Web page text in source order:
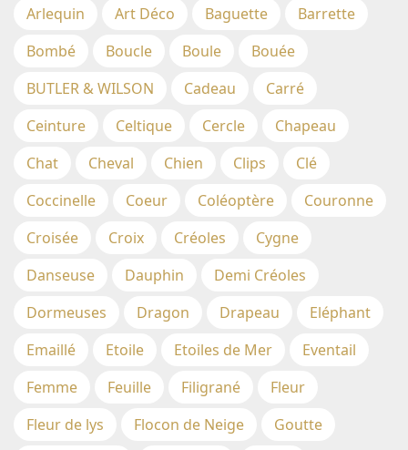
Arlequin
Art Déco Baguette
Barrette
Bombé
Boucle Boule
Bouée
BUTLER & WILSON
Cadeau
Carré
Ceinture
Celtique Cercle
Chapeau
Chat
Cheval Chien Clips
Clé
Coccinelle
Coeur Coléoptère
Couronne
Croisée
Croix Créoles
Cygne
Danseuse
Dauphin
Demi Créoles
Dormeuses
Dragon Drapeau
Eléphant
Emaillé
Etoile Etoiles de Mer
Eventail
Femme
Feuille Filigrané
Fleur
Fleur de lys
Flocon de Neige
Goutte